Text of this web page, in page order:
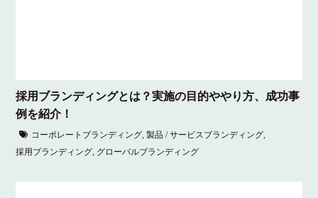
採用ブランディングとは？実施の目的ややり方、成功事
例を紹介！
コーポレートブランディング,製品 / サービスブランディング,
採用ブランディング, グローバルブランディング